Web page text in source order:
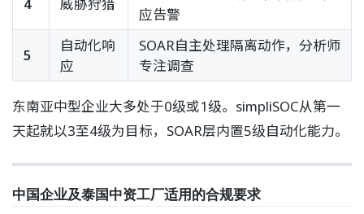
应告警
5
自动化响
应
SOAR自主处理隔离动作，分析师
专注调查
东南亚中型企业大多处于0级或1级。simpliSOC从第一
天起就以3至4级为目标，SOAR层内置5级自动化能力。
中国企业及泰国中资工厂适用的合规要求